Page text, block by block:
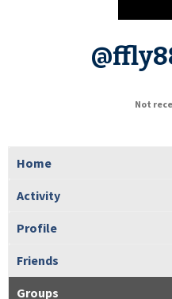
Not
Home
Activity
Profile
Friends
Groups